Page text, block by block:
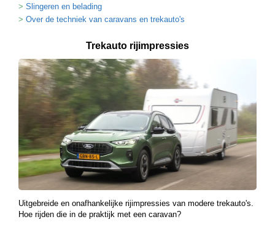
Slingeren en belading
Over de techniek van caravans en trekauto's
Trekauto rijimpressies
Uitgebreide en onafhankelijke rijimpressies van modere trekauto's.
Hoe rijden die in de praktijk met een caravan?